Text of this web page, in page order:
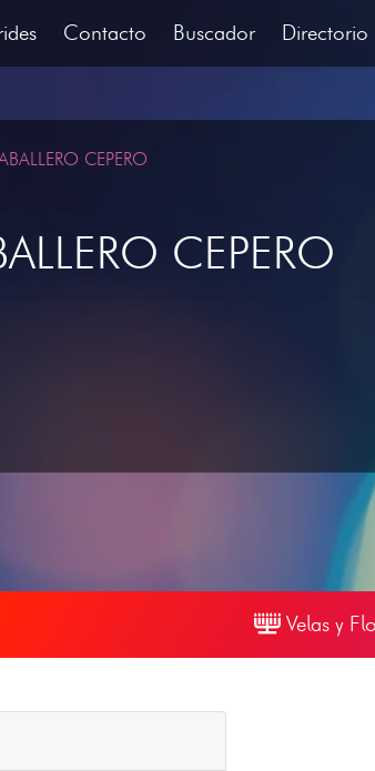
Contacto Buscador Directorio
CEPERO
CEPERO
Velas y